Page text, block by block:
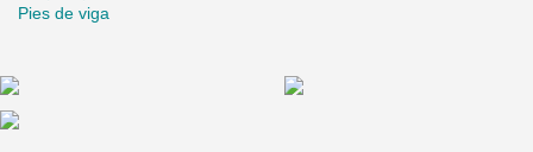
Pies de viga